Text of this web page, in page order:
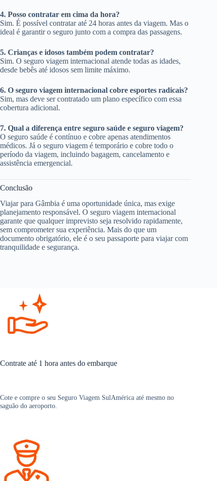
4. Posso contratar em cima da hora?
Sim. É possível contratar até 24 horas antes da viagem. Mas o
ideal é garantir o seguro junto com a compra das passagens.
5. Crianças e idosos também podem contratar?
Sim. O seguro viagem internacional atende todas as idades,
desde bebês até idosos sem limite máximo.
6. O seguro viagem internacional cobre esportes radicais?
Sim, mas deve ser contratado um plano específico com essa
cobertura adicional.
7. Qual a diferença entre seguro saúde e seguro viagem?
O seguro saúde é contínuo e cobre apenas atendimentos
médicos. Já o seguro viagem é temporário e cobre todo o
período da viagem, incluindo bagagem, cancelamento e
assistência emergencial.
Conclusão
Viajar para Gâmbia é uma oportunidade única, mas exige
planejamento responsável. O seguro viagem internacional
garante que qualquer imprevisto seja resolvido rapidamente,
sem comprometer sua experiência. Mais do que um
documento obrigatório, ele é o seu passaporte para viajar com
tranquilidade e segurança.
Contrate até 1 hora antes do embarque
Cote e compre o seu Seguro Viagem SulAmérica até mesmo no
saguão do aeroporto.